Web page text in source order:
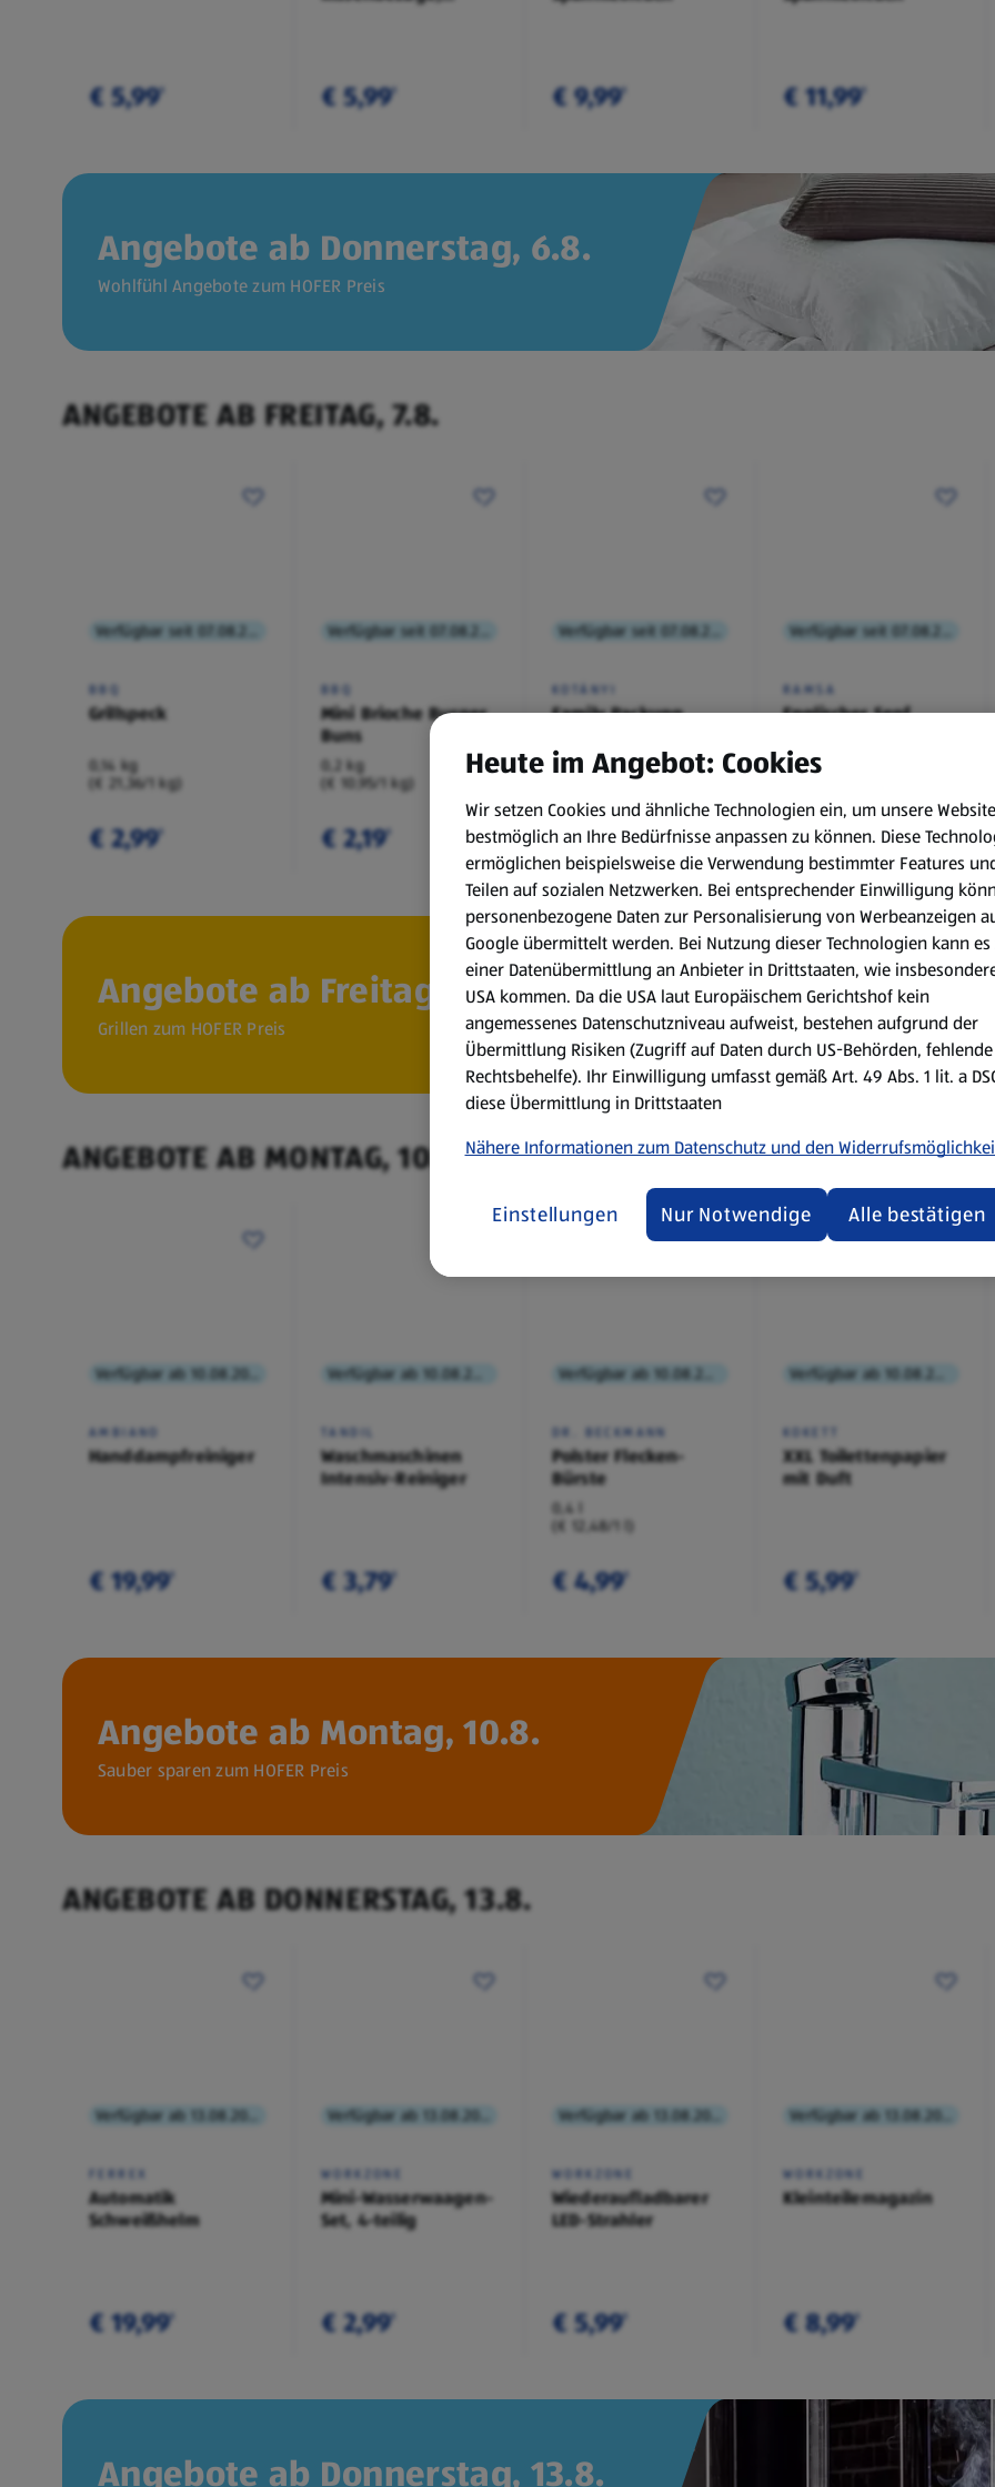
€ 5,99¹ € 5,99¹ € 9,99¹ € 11,99¹
Angebote ab Donnerstag, 6.8.
Wohlfühl Angebote zum HOFER Preis
ANGEBOTE AB FREITAG, 7.8.
BBQ
Grillspeck
0,14 kg
(€ 21,36/1 kg)
€ 2,99¹
BBQ
Mini Brioche Burger
Buns
0,2 kg
(€ 10,95/1 kg)
€ 2,19¹
KOTÁNYI
Family Packung,
Würzmischung
€ 2,49¹
RAMSA
Englischer Senf
0,1 kg
€ 0,99¹˒² € 1,29
Angebote ab Freitag, 7.8.
Grillen zum HOFER Preis
ANGEBOTE AB MONTAG, 10.8.
AMBIANO
Handdampfreiniger
€ 19,99¹
TANDIL
Waschmaschinen
Intensiv-Reiniger
€ 3,79¹
DR. BECKMANN
Polster Flecken-
Bürste
0,4 l
(€ 12,48/1 l)
€ 4,99¹
KOKETT
XXL Toilettenpapier
mit Duft
€ 5,99¹
Angebote ab Montag, 10.8.
Sauber sparen zum HOFER Preis
ANGEBOTE AB DONNERSTAG, 13.8.
FERREX
Automatik
Schweißhelm
€ 19,99¹
WORKZONE
Mini-Wasserwaagen-
Set, 4-teilig
€ 2,99¹
WORKZONE
Wiederaufladbarer
LED-Strahler
€ 5,99¹
WORKZONE
Kleinteilemagazin
€ 8,99¹
Angebote ab Donnerstag, 13.8.
Heute im Angebot: Cookies
Wir setzen Cookies und ähnliche Technologien ein, um unsere Website
bestmöglich an Ihre Bedürfnisse anpassen zu können. Diese
ermöglichen beispielsweise die Verwendung bestimmter Features
Teilen auf sozialen Netzwerken. Bei entsprechender Einwilligung
personenbezogene Daten zur Personalisierung von Werbeanzeigen
Google übermittelt werden. Bei Nutzung dieser Technologien kann es
einer Datenübermittlung an Anbieter in Drittstaaten, wie
USA kommen. Da die USA laut Europäischem Gerichtshof kein
angemessenes Datenschutzniveau aufweist, bestehen aufgrund der
Übermittlung Risiken (Zugriff auf Daten durch US-Behörden, fehlende
Rechtsbehelfe). Ihr Einwilligung umfasst gemäß Art. 49 Abs. 1 lit. a
diese Übermittlung in Drittstaaten
Nähere Informationen zum Datenschutz und den
Einstellungen Nur Notwendige Alle bestätigen